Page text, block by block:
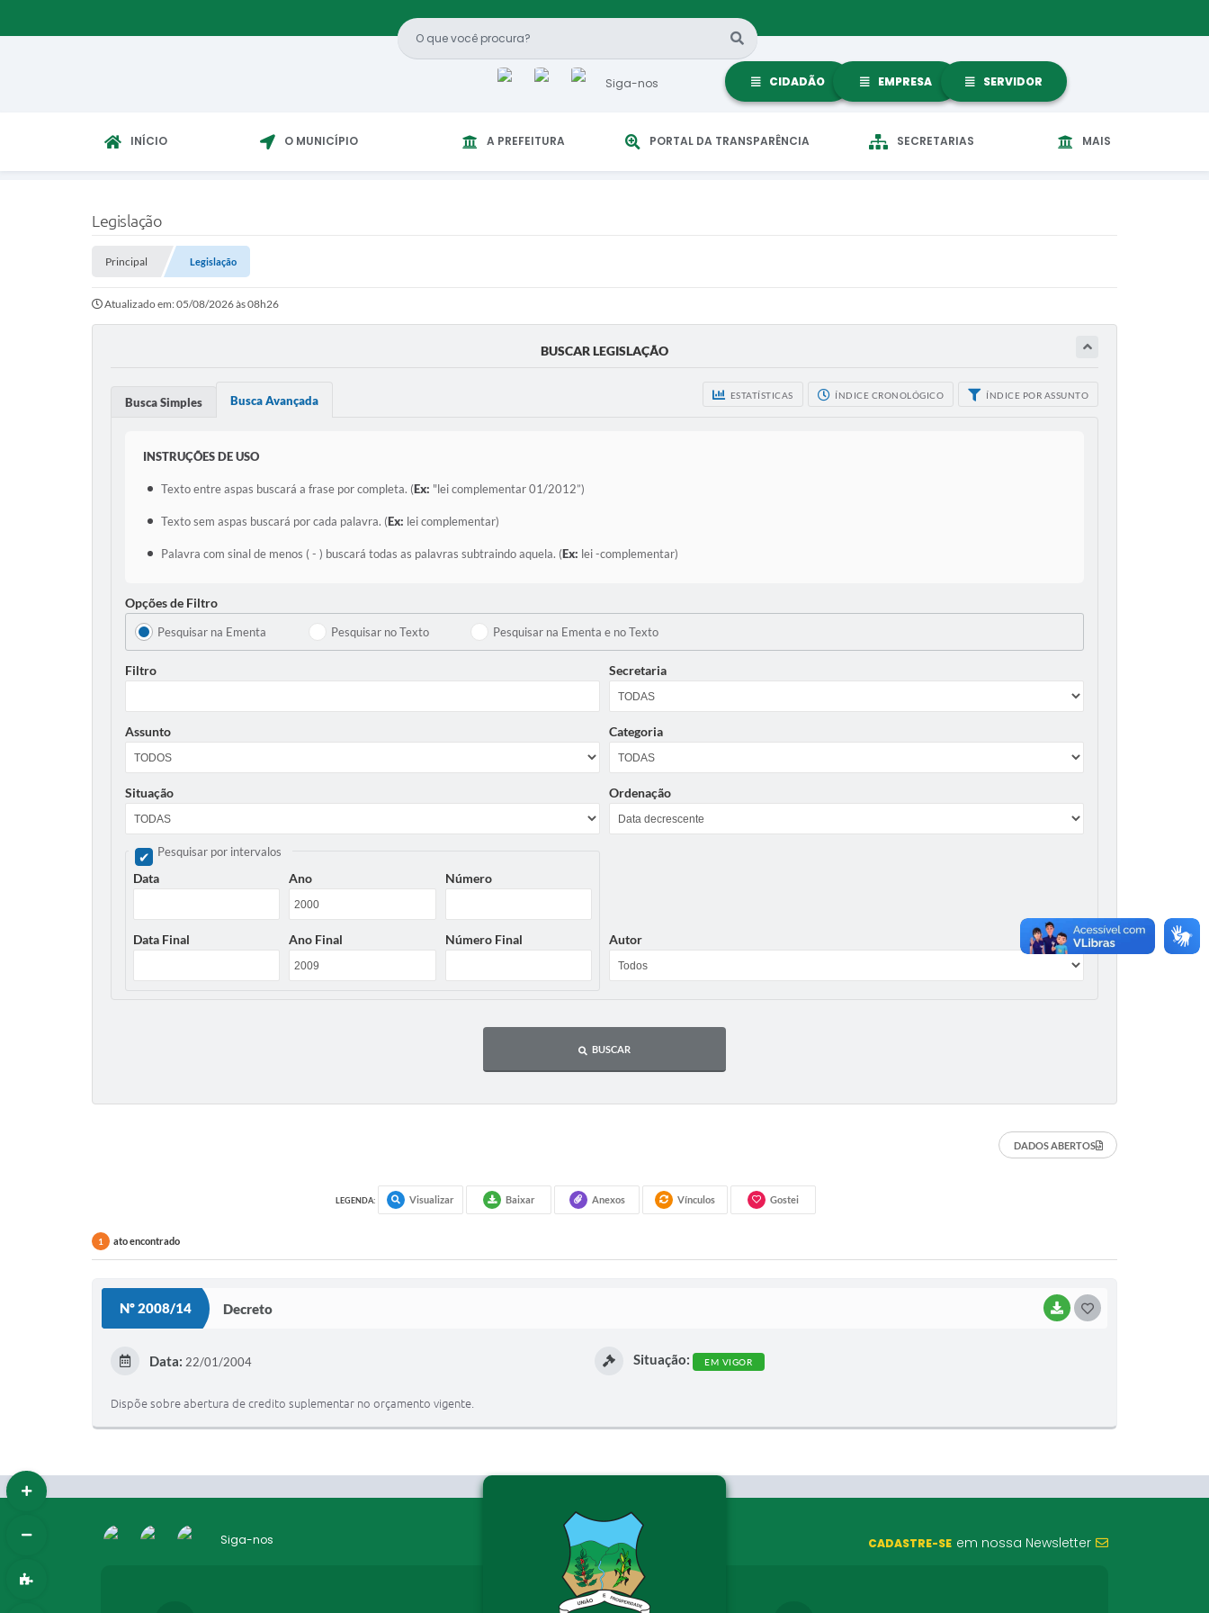
Siga-nos CIDADÃO EMPRESA SERVIDOR
INÍCIO O MUNICÍPIO A PREFEITURA PORTAL DA TRANSPARÊNCIA SECRETARIAS MAIS
Legislação
Principal Legislação
Atualizado em: 05/08/2026 às 08h26
BUSCAR LEGISLAÇÃO
ESTATÍSTICAS ÍNDICE CRONOLÓGICO ÍNDICE POR ASSUNTO
Busca Simples Busca Avançada
INSTRUÇÕES DE USO
Texto entre aspas buscará a frase por completa. (Ex: "lei complementar 01/2012”)
Texto sem aspas buscará por cada palavra. (Ex: lei complementar)
Palavra com sinal de menos ( - ) buscará todas as palavras subtraindo aquela. (Ex: lei -complementar)
Opções de Filtro
Pesquisar na Ementa Pesquisar no Texto Pesquisar na Ementa e no Texto
Filtro Secretaria
Assunto Categoria
Situação Ordenação
Pesquisar por intervalos
Data Ano Número
Data Final Ano Final Número Final Autor
BUSCAR
DADOS ABERTOS
LEGENDA: Visualizar Baixar Anexos Vínculos Gostei
1 ato encontrado
Nº 2008/14 Decreto BAIXAR
Data: 22/01/2004 Situação: EM VIGOR
Dispõe sobre abertura de credito suplementar no orçamento vigente.
Siga-nos CADASTRE-SE em nossa Newsletter